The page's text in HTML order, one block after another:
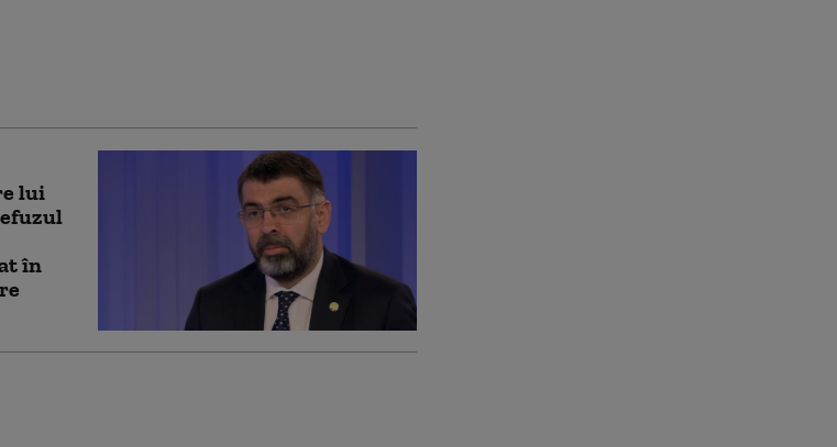
lui
în